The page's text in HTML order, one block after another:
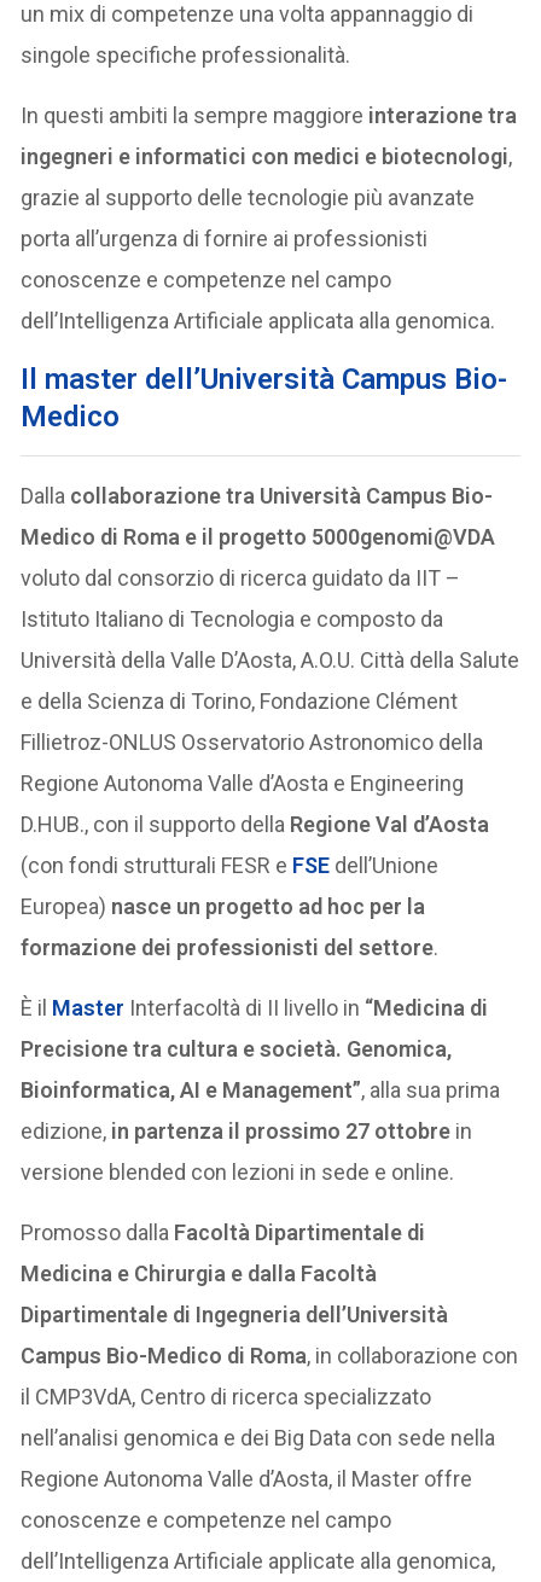
un mix di competenze una volta appannaggio di
singole specifiche professionalità.
In questi ambiti la sempre maggiore interazione tra
ingegneri e informatici con medici e biotecnologi,
grazie al supporto delle tecnologie più avanzate
porta all’urgenza di fornire ai professionisti
conoscenze e competenze nel campo
dell’Intelligenza Artificiale applicata alla genomica.
Il master dell’Università Campus Bio-
Medico
Dalla collaborazione tra Università Campus Bio-
Medico di Roma e il progetto 5000genomi@VDA
voluto dal consorzio di ricerca guidato da IIT –
Istituto Italiano di Tecnologia e composto da
Università della Valle D’Aosta, A.O.U. Città della Salute
e della Scienza di Torino, Fondazione Clément
Fillietroz-ONLUS Osservatorio Astronomico della
Regione Autonoma Valle d’Aosta e Engineering
D.HUB., con il supporto della Regione Val d’Aosta
(con fondi strutturali FESR e FSE dell’Unione
Europea) nasce un progetto ad hoc per la
formazione dei professionisti del settore.
È il Master Interfacoltà di II livello in “Medicina di
Precisione tra cultura e società. Genomica,
Bioinformatica, AI e Management”, alla sua prima
edizione, in partenza il prossimo 27 ottobre in
versione blended con lezioni in sede e online.
Promosso dalla Facoltà Dipartimentale di
Medicina e Chirurgia e dalla Facoltà
Dipartimentale di Ingegneria dell’Università
Campus Bio-Medico di Roma, in collaborazione con
il CMP3VdA, Centro di ricerca specializzato
nell’analisi genomica e dei Big Data con sede nella
Regione Autonoma Valle d’Aosta, il Master offre
conoscenze e competenze nel campo
dell’Intelligenza Artificiale applicate alla genomica,